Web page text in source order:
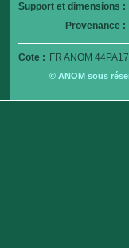
Support et dimensions :
Provenance :
Cote : FR ANOM
© ANOM sous